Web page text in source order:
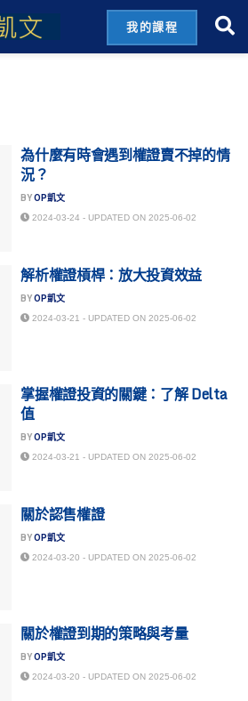
我的課程
為什麼有時會遇到權證賣不掉的情
況？
BYOP凱文
2024-03-24 - UPDATED ON 2025-06-02
解析權證槓桿：放大投資效益
BYOP凱文
2024-03-21 - UPDATED ON 2025-06-02
掌握權證投資的關鍵：了解 Delta
值
BYOP凱文
2024-03-21 - UPDATED ON 2025-06-02
關於認售權證
BYOP凱文
2024-03-20 - UPDATED ON 2025-06-02
關於權證到期的策略與考量
BYOP凱文
2024-03-20 - UPDATED ON 2025-06-02